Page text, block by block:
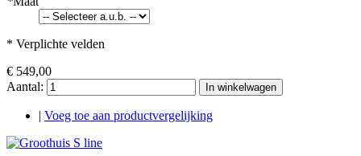
* Verplichte velden
€ 549,00
Aantal:
In winkelwagen
Voeg toe aan productvergelijking